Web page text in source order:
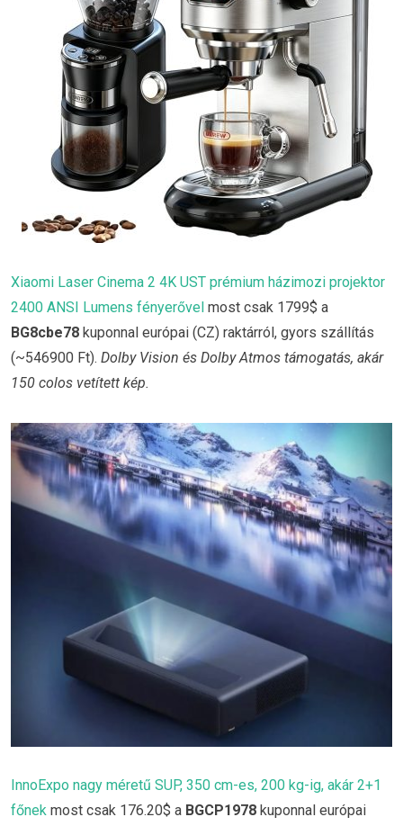
Xiaomi Laser Cinema 2 4K UST prémium házimozi projektor
2400 ANSI Lumens fényerővel most csak 1799$ a
BG8cbe78 kuponnal európai (CZ) raktárról, gyors szállítás
(~546900 Ft). Dolby Vision és Dolby Atmos támogatás, akár
150 colos vetített kép.
InnoExpo nagy méretű SUP, 350 cm-es, 200 kg-ig, akár 2+1
főnek most csak 176.20$ a BGCP1978 kuponnal európai